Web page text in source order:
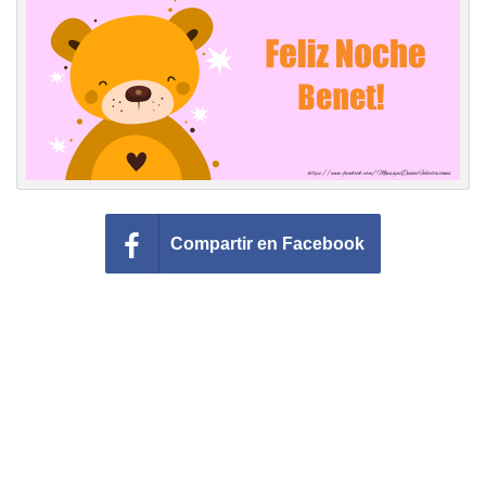
Felicitaciones días del año
Felicitaciones musicales
Compartir en Facebook